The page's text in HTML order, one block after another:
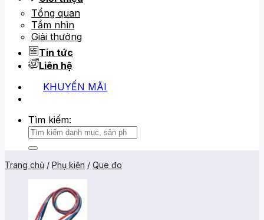
Tổng quan
Tầm nhìn
Giải thưởng
Tin tức
Liên hệ
KHUYẾN MÃI
Tìm kiếm:
Trang chủ / Phụ kiện / Que đo